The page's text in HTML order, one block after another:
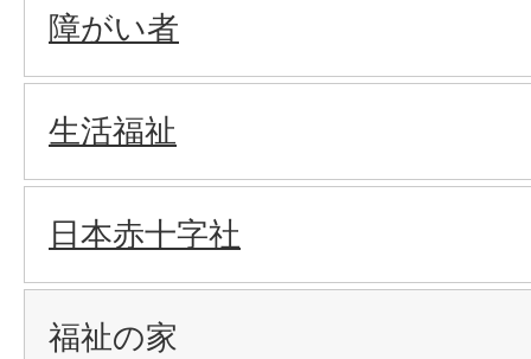
障がい者
生活福祉
日本赤十字社
福祉の家